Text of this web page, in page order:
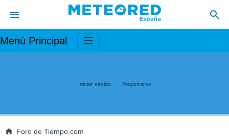
Menú Principal
Iniciar sesión Registrarse
Foro de Tiempo.com